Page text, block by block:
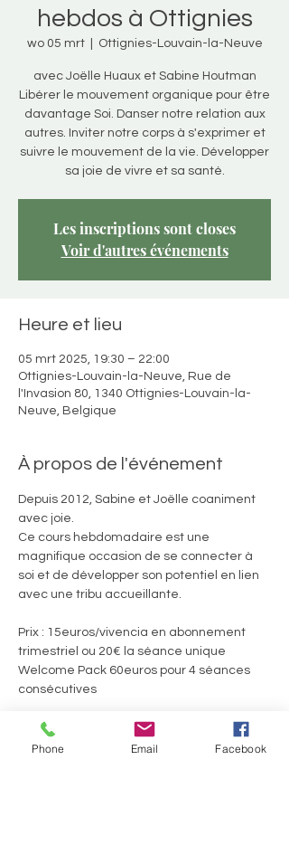
hebdos à Ottignies
wo 05 mrt
  |
Ottignies-Louvain-la-Neuve
avec Joëlle Huaux et Sabine Houtman
Libérer le mouvement organique pour être
davantage Soi. Danser notre relation aux
autres. Inviter notre corps à s'exprimer et
suivre le mouvement de la vie. Développer
sa joie de vivre et sa santé.
Les inscriptions sont closes
Voir d'autres événements
Heure et lieu
05 mrt 2025, 19:30 – 22:00
Ottignies-Louvain-la-Neuve, Rue de
l'Invasion 80, 1340 Ottignies-Louvain-la-
Neuve, Belgique
À propos de l'événement
Depuis 2012, Sabine et Joëlle coaniment
avec joie.
Ce cours hebdomadaire est une
magnifique occasion de se connecter à
soi et de développer son potentiel en lien
avec une tribu accueillante.
Prix : 15euros/vivencia en abonnement
trimestriel ou 20€ la séance unique
Welcome Pack 60euros pour 4 séances
consécutives
Ils.Elles témoignent :
En lire plus >
Phone Email Facebook